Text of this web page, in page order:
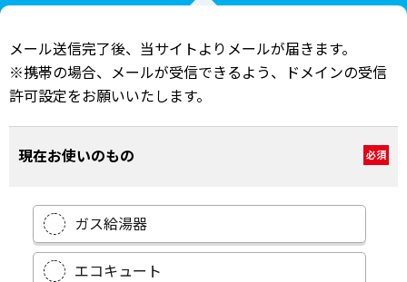
メール送信完了後、当サイトよりメールが届きます。
※携帯の場合、メールが受信できるよう、ドメインの受信
許可設定をお願いいたします。
現在お使いのもの 必須
ガス給湯器
エコキュート